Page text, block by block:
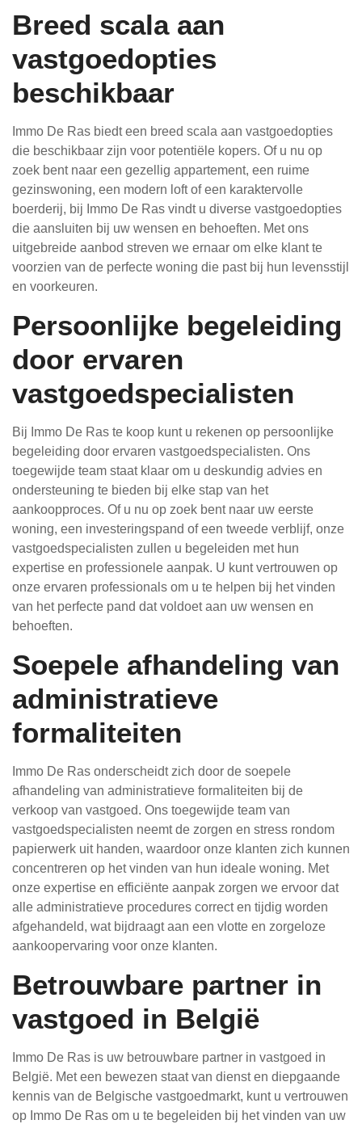
Breed scala aan
vastgoedopties
beschikbaar
Immo De Ras biedt een breed scala aan vastgoedopties
die beschikbaar zijn voor potentiële kopers. Of u nu op
zoek bent naar een gezellig appartement, een ruime
gezinswoning, een modern loft of een karaktervolle
boerderij, bij Immo De Ras vindt u diverse vastgoedopties
die aansluiten bij uw wensen en behoeften. Met ons
uitgebreide aanbod streven we ernaar om elke klant te
voorzien van de perfecte woning die past bij hun levensstijl
en voorkeuren.
Persoonlijke begeleiding
door ervaren
vastgoedspecialisten
Bij Immo De Ras te koop kunt u rekenen op persoonlijke
begeleiding door ervaren vastgoedspecialisten. Ons
toegewijde team staat klaar om u deskundig advies en
ondersteuning te bieden bij elke stap van het
aankoopproces. Of u nu op zoek bent naar uw eerste
woning, een investeringspand of een tweede verblijf, onze
vastgoedspecialisten zullen u begeleiden met hun
expertise en professionele aanpak. U kunt vertrouwen op
onze ervaren professionals om u te helpen bij het vinden
van het perfecte pand dat voldoet aan uw wensen en
behoeften.
Soepele afhandeling van
administratieve
formaliteiten
Immo De Ras onderscheidt zich door de soepele
afhandeling van administratieve formaliteiten bij de
verkoop van vastgoed. Ons toegewijde team van
vastgoedspecialisten neemt de zorgen en stress rondom
papierwerk uit handen, waardoor onze klanten zich kunnen
concentreren op het vinden van hun ideale woning. Met
onze expertise en efficiënte aanpak zorgen we ervoor dat
alle administratieve procedures correct en tijdig worden
afgehandeld, wat bijdraagt aan een vlotte en zorgeloze
aankoopervaring voor onze klanten.
Betrouwbare partner in
vastgoed in België
Immo De Ras is uw betrouwbare partner in vastgoed in
België. Met een bewezen staat van dienst en diepgaande
kennis van de Belgische vastgoedmarkt, kunt u vertrouwen
op Immo De Ras om u te begeleiden bij het vinden van uw